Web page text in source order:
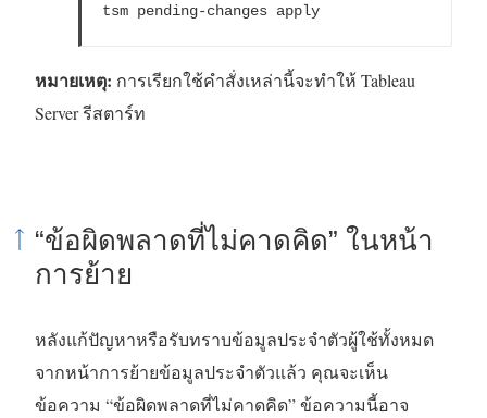
tsm pending-changes apply
หมายเหตุ: การเรียกใช้คำสั่งเหล่านี้จะทำให้ Tableau
Server รีสตาร์ท
“ข้อผิดพลาดที่ไม่คาดคิด” ในหน้า
การย้าย
หลังแก้ปัญหาหรือรับทราบข้อมูลประจำตัวผู้ใช้ทั้งหมด
จากหน้าการย้ายข้อมูลประจำตัวแล้ว คุณจะเห็น
ข้อความ “ข้อผิดพลาดที่ไม่คาดคิด” ข้อความนี้อาจ